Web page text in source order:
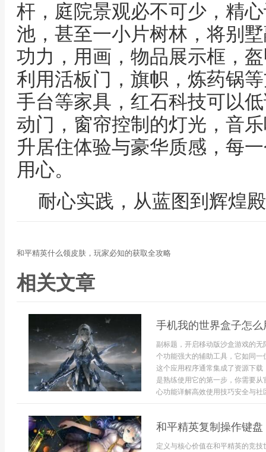
杆，庭院景观必不可少，精
池，甚至一小片树林，将别
功力，用画，物品展示框，
利用活板门，旗帜，炼药锅
手台等家具，红石科技可以
动门，窗帘控制的灯光，音
升居住体验与豪华质感，每
用心。
耐心实践，从蓝图到辉煌
和平精英什么领皮肤，玩家必知的获取全攻略
相关文章
手机我的世界盒子怎
副标题，开启移动版沙盒游戏的
个功能强大的辅助工具，它如同
这个应用程序通常集成了资源下
是熟练使用它的第一步，你需要
心功能详解高效使用技巧安全与社
和平精英复制操作键
定义与核心价值在和平精英的竞